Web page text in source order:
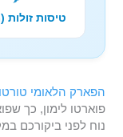
טיסות זולות
הפארק הלאומי
פוארטו לימון, כך
נוח לפני ביקורכם